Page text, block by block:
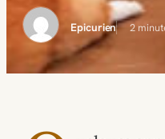
Epicurien 2